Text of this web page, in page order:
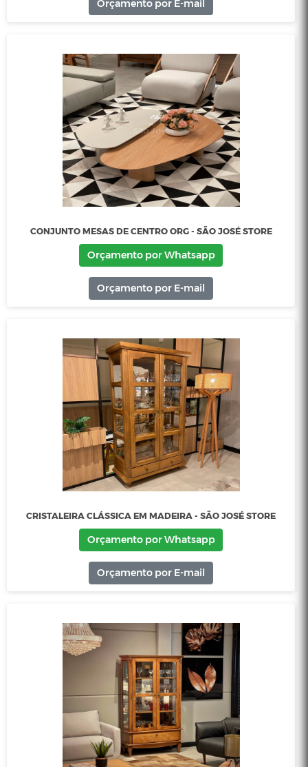
STORE
Orçamento por E-mail
STORE
Orçamento por Whatsapp
Orçamento por E-mail
CONJUNTO MESAS DE CENTRO ORG - SÃO JOSÉ STORE
Orçamento por Whatsapp
Orçamento por E-mail